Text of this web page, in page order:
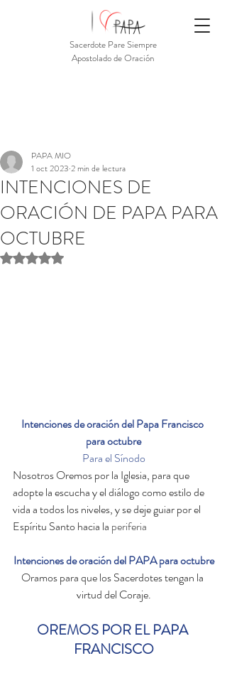
Sacerdote Pare Siempre
Apostolado de Oración
INTENCIONES DE
ORACIÓN DE PAPA PARA
OCTUBRE
PAPA MIO
1 oct 2023 2 min de lectura
Obtuvo NaN de 5 estrellas.
Intenciones de oración del Papa Francisco
para octubre
Para el Sínodo
NosotrosOremos por la Iglesia, para que
adopte la escucha y el diálogo como estilo de
vida a todos los niveles, y se deje guiar por el
Espíritu Santo hacia la periferia
Intenciones de oración del PAPA para octubre
Oramos para que los Sacerdotes tengan la
virtud del Coraje.
OREMOS POR EL PAPA
FRANCISCO